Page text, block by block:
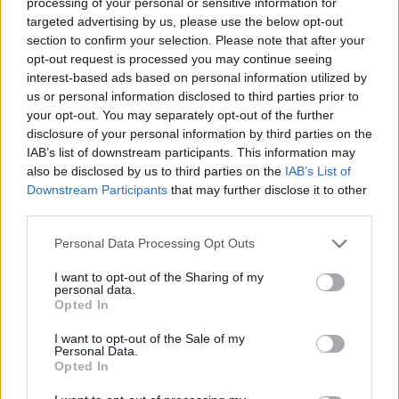
targeted advertising by us, please use the below opt-out
section to confirm your selection. Please note that after your
opt-out request is processed you may continue seeing
interest-based ads based on personal information utilized by
us or personal information disclosed to third parties prior to
your opt-out. You may separately opt-out of the further
disclosure of your personal information by third parties on the
IAB’s list of downstream participants. This information may
also be disclosed by us to third parties on the IAB’s List of
Downstream Participants that may further disclose it to other
Personal Data Processing Opt Outs
I want to opt-out of the Sharing of my
personal data.
Opted In
I want to opt-out of the Sale of my
Personal Data.
Opted In
Πάρο με μαύρο μπικίνι ‑ δείτε
τις πόζες της
ΣΉΜΕΡΑ
Το μοντέλο μοιράστηκε φωτογραφίες
από τις καλοκαιρινές της διακοπές στο
νησί των Κυκλάδων
Ιωάννα Τούνη: «Έβγαλα όλο το
βράδυ στο νοσοκομείο με ορούς
και αντιβιώσεις»
δηλητηρίαση και μοιράστηκε με τους
followers της στο Instagram τις δύσκολες